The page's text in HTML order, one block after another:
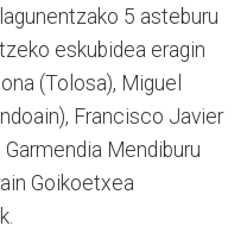
5 asteburu
eskubidea eragin
(Tolosa), Miguel
Francisco Javier
Mendiburu
Goikoetxea